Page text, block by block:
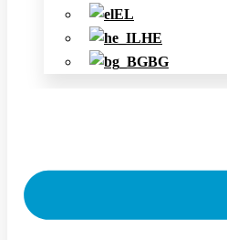
EL
HE
BG